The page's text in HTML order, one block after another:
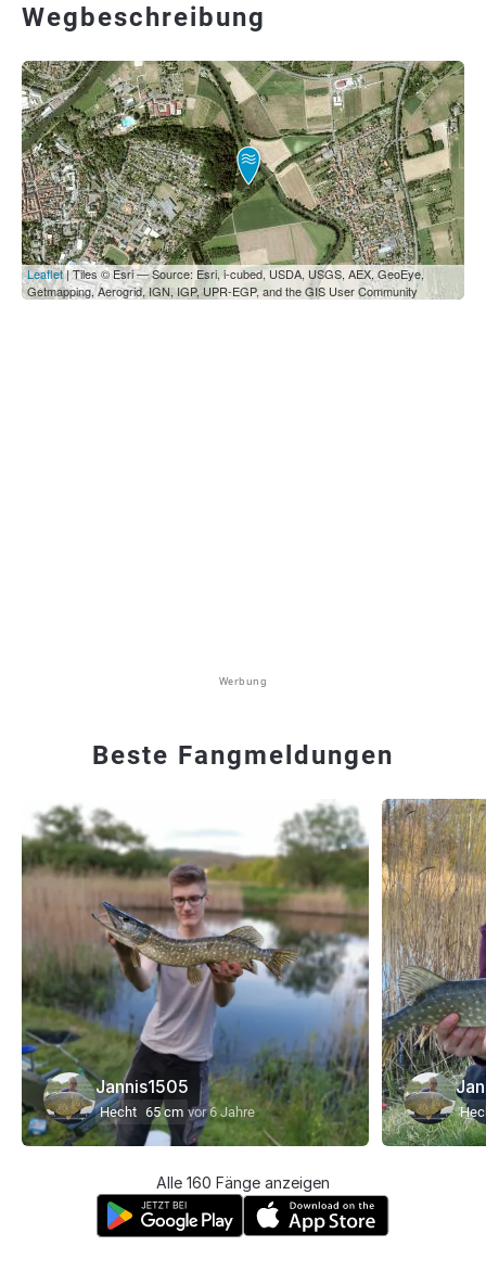
Wegbeschreibung
Leaflet| Tiles © Esri — Source: Esri, i-cubed, USDA, USGS, AEX, GeoEye,
Getmapping, Aerogrid, IGN, IGP, UPR-EGP, and the GIS User Community
Werbung
Beste Fangmeldungen
Jannis1505
Hecht 65 cm vor 6 Jahre
Alle 160 Fänge anzeigen